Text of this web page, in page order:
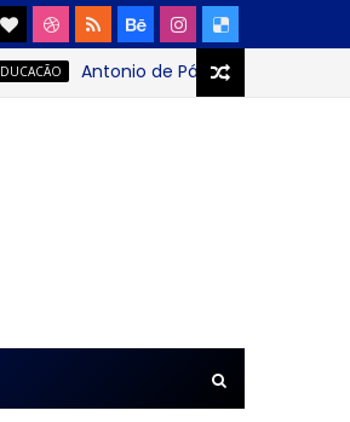
Antonio de Pádua Sobrinho: o jovem